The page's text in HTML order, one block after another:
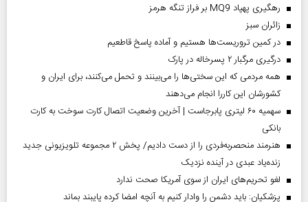
رهگیری پهپاد MQ9 بر فراز تنگه هرمز
‌زائران سبز
در کمین تروریست‌ها هستیم و آماده پاسخ قاطعیم
درگیری مرگبار ۲ پسرخاله در پارک
همه مردمی که این سختی‌ها را می‌بینند و تحمل می‌کنند، برای ایران و
کشورشان این کاررا انجام می‌دهند
سهمیه ۶۰ لیتری پابرجاست | آخرین وضعیت اتصال کارت سوخت به کارت
بانکی
هنرمند منحصر‌به‌فردی را از دست دادیم/ پخش ۲ مجموعه تلویزیونی جدید
زنده‌یاد عبدی در آینده نزدیک
لغو تحریم‌های ایران از سوی آمریکا صحت ندارد
پزشکیان: باید دشمن را وادار کنیم به آنچه امضا کرده پایبند بماند